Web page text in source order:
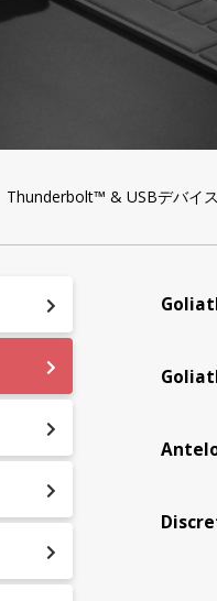
Thunderbolt™ & USBデバイス